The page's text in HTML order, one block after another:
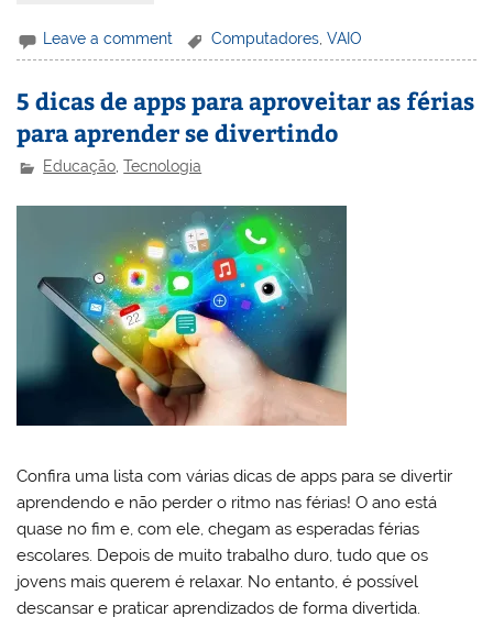
Leave a comment Computadores,VAIO
5 dicas de apps para aproveitar as férias
para aprender se divertindo
Educação,Tecnologia
Confira uma lista com várias dicas de apps para se divertir
aprendendo e não perder o ritmo nas férias! O ano está
quase no fim e, com ele, chegam as esperadas férias
escolares. Depois de muito trabalho duro, tudo que os
jovens mais querem é relaxar. No entanto, é possível
descansar e praticar aprendizados de forma divertida.